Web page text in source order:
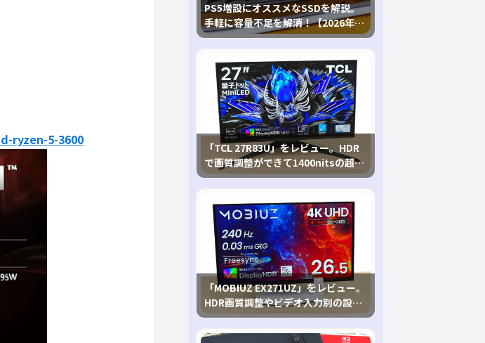
ryzen-5-3600
PS5増設にオススメなSSDを解説。
手軽に容量不足を解消！【2026年最
新、PS5 Proにも対応】
「TCL 27R83U」をレビュー。HDR
で画質調整ができて1400nitsの超高
輝度も発揮！
「MOBIUZ EX271UZ」をレビュー。
HDR画質調整やビデオ入力別の設定
が可能な4K有機ELゲーミングモニタ
を徹底検証